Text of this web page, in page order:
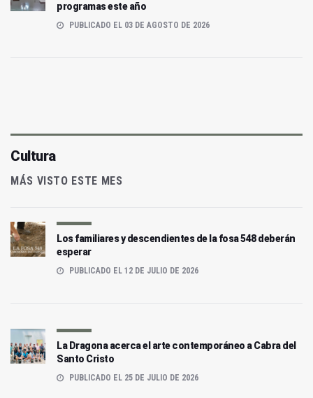
programas este año
PUBLICADO EL 03 DE AGOSTO DE 2026
Cultura
MÁS VISTO ESTE MES
Los familiares y descendientes de la fosa 548 deberán
esperar
PUBLICADO EL 12 DE JULIO DE 2026
La Dragona acerca el arte contemporáneo a Cabra del
Santo Cristo
PUBLICADO EL 25 DE JULIO DE 2026